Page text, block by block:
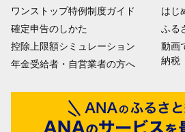
ワンストップ特例制度ガイド
確定申告のしかた
控除上限額シミュレーション
年金受給者・自営業者の方へ
はじ
ふる
動画
納税